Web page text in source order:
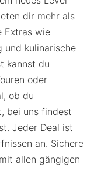
dir mehr als
Extras wie
und kulinarische
kannst du
oder
ob du
bei uns findest
Jeder Deal ist
an. Sichere
allen gängigen